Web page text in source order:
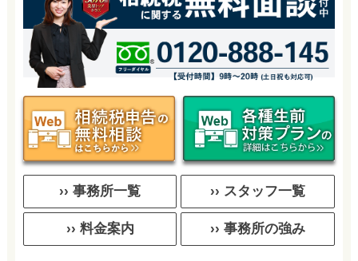
›› 事務所一覧 ›› スタッフ一覧
›› 料金案内 ›› 事務所の強み